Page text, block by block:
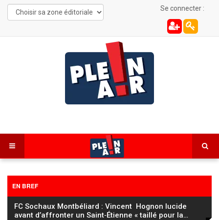
Se connecter :
EN BREF
FC Sochaux Montbéliard : Vincent Hognon lucide
avant d’affronter un Saint‑Étienne « taillé pour la…